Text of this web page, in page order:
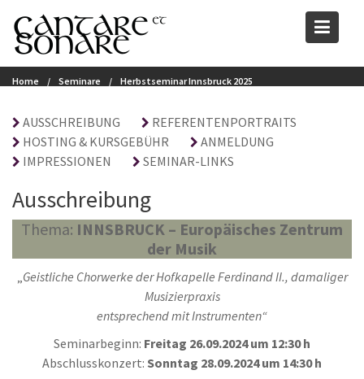
content
Herbstseminar Innsbruck 2025
Home Seminare Herbstseminar Innsbruck 2025
AUSSCHREIBUNG
REFERENTENPORTRAITS
HOSTING & KURSGEBÜHR
ANMELDUNG
IMPRESSIONEN
SEMINAR-LINKS
Ausschreibung
Thema: INNSBRUCK – Europäisches Zentrum
der Musik
„Geistliche Chorwerke der Hofkapelle Ferdinand II., damaliger
Musizierpraxis
entsprechend mit Instrumenten“
Seminarbeginn: Freitag 26.09.2024 um 12:30 h
Abschlusskonzert: Sonntag 28.09.2024 um 14:30 h